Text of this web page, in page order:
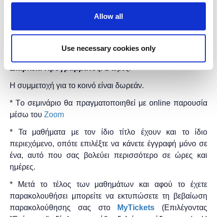
Allow all
Use necessary cookies only
Τις μαθήτριες μπορούν να εγγραψούν
μόνο οι γονείς - κηδεμόνες τους, συμπληρώνοντας εκείνοι
συμμετοχή του ανήλικου μαθητή.
Διάρκεια προγράμματος:2 ώρες.
Η συμμετοχή για το κοινό είναι δωρεάν.
* Τo σεμινάριο θα πραγματοποιηθεί με online παρουσία
μέσω του Zoom
* Τα μαθήματα με τον ίδιο τίτλο έχουν και το ίδιο
περιεχόμενο, οπότε επιλέξτε να κάνετε έγγραφή μόνο σε
ένα, αυτό που σας βολεύει περισσότερο σε ώρες και
ημέρες.
* Μετά το τέλος των μαθημάτων και αφού το έχετε
παρακολουθήσει μπορείτε να εκτυπώσετε τη βεβαίωση
παρακολούθησης ​σας στο
MyTickets (Επιλέγοντας